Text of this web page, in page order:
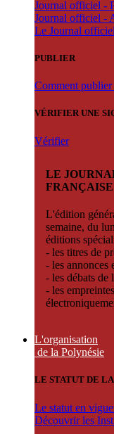
Journal officiel -
Journal officiel -
Le Journal
PUBLIER
Comment publier
VÉRIFIER UNE
Vérifier
LE
FRANÇAISE
L'édition
semaine, du
éditions
- les titres de
- les annonces
- les débats de
- les
L'organisation
de la Polynésie
LE STATUT DE
Le statut en
Découvrir les